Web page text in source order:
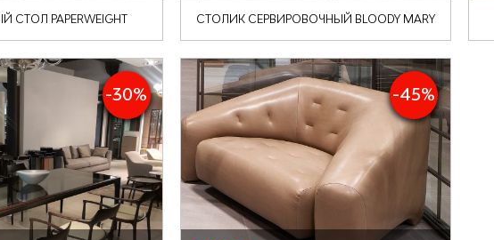
PAPERWEIGHT СТОЛИК СЕРВИРОВОЧНЫЙ BLOODY MARY
-30% -45%